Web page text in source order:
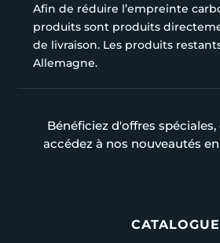
Afin de réduire l’empreinte
produits sont produits
de livraison. Les produits
Allemagne.
Bénéficiez d'offres
accédez à nos nouveautés
CATALOGUE